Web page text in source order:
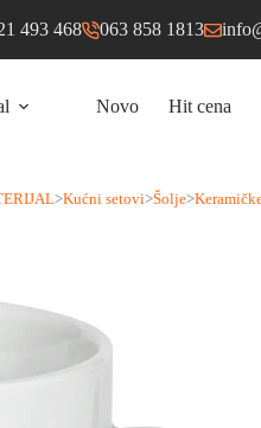
493 468 063 858 1813
Novo Hit cena
>Kućni setovi>Šolje>